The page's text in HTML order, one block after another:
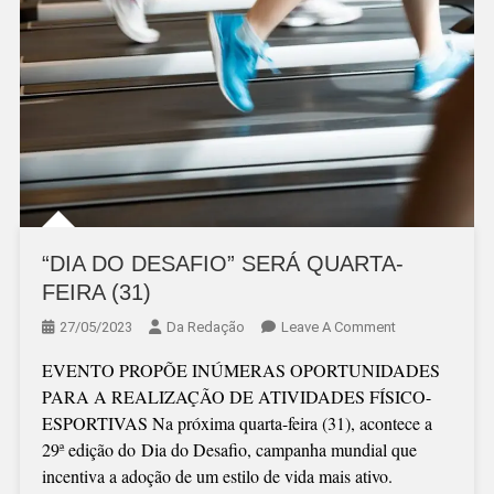
“DIA DO DESAFIO” SERÁ QUARTA-
FEIRA (31)
27/05/2023 Da Redação Leave A CommentOn
DO
DESAFIO”
SERÁ
QUARTA-
EVENTO PROPÕE INÚMERAS OPORTUNIDADES
PARA A REALIZAÇÃO DE ATIVIDADES FÍSICO-
ESPORTIVAS Na próxima quarta-feira (31), acontece a
29ª edição do Dia do Desafio, campanha mundial que
incentiva a adoção de um estilo de vida mais ativo.